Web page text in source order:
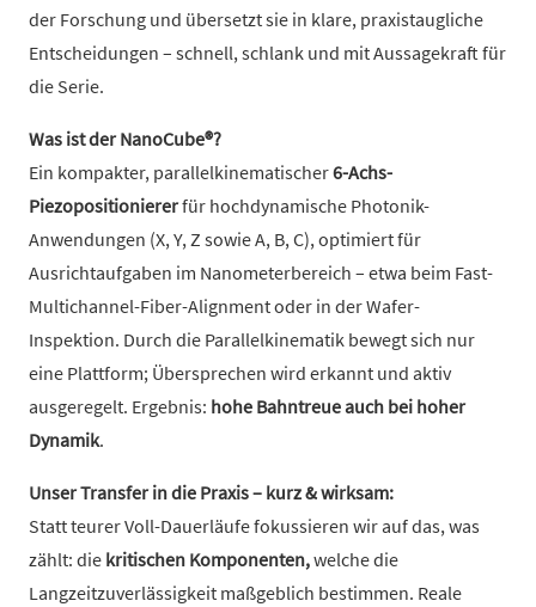
der Forschung und übersetzt sie in klare, praxistaugliche
Entscheidungen – schnell, schlank und mit Aussagekraft für
die Serie.
Was ist der NanoCube®?
Ein kompakter, parallelkinematischer6-Achs-
Piezopositioniererfür hochdynamische Photonik-
Anwendungen (X, Y, Z sowie A, B, C), optimiert für
Ausrichtaufgaben im Nanometerbereich – etwa beim Fast-
Multichannel-Fiber-Alignment oder in der Wafer-
Inspektion. Durch die Parallelkinematik bewegt sich nur
eine Plattform; Übersprechen wird erkannt und aktiv
ausgeregelt. Ergebnis: hohe Bahntreue auch bei hoher
Dynamik.
Unser Transfer in die Praxis – kurz & wirksam:
Statt teurer Voll-Dauerläufe fokussieren wir auf das, was
zählt: die kritischen Komponenten,welche die
Langzeitzuverlässigkeit maßgeblich bestimmen. Reale